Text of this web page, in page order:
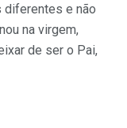
diferentes e não
na virgem,
de ser o Pai,